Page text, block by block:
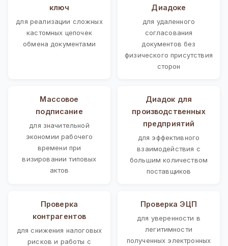
ключ
для реализации сложных
кастомных цепочек
обмена документами
Диадоке
для удаленного
согласования
документов без
физического присутствия
сторон
Массовое
подписание
для значительной
экономии рабочего
времени при
визировании типовых
актов
Диадок для
производственных
предприятий
для эффективного
взаимодействия с
большим количеством
поставщиков
Проверка
контрагентов
для снижения налоговых
рисков и работы с
Проверка ЭЦП
для уверенности в
легитимности
полученных электронных